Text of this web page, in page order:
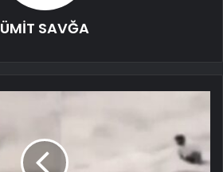
ÜMİT SAVĞA